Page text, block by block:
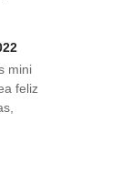
mini
feliz